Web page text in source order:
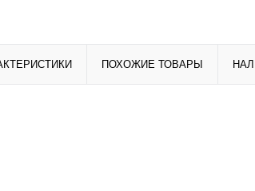
ПОХОЖИЕ ТОВАРЫ